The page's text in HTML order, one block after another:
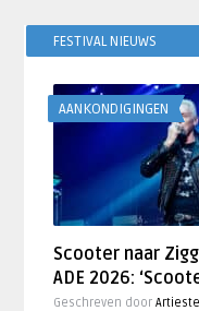
FESTIVAL NIEUWS
AANKONDIGINGEN
Scooter naar
ADE 2026:
Geschreven door